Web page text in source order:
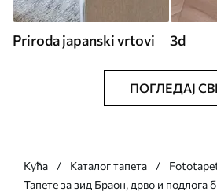
Priroda japanski vrtovi 3d
ПОГЛЕДАЈ
Кућа Каталог тапета
Тапете за зид Браон, дрво и подлога